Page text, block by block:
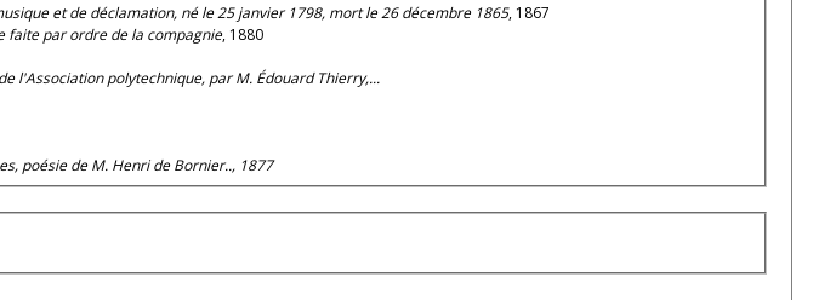
et de déclamation, né le 25 janvier 1798, mort le 26 décembre 1865, 1867
faite par ordre de la compagnie, 1880
l'Association polytechnique, par M. Édouard Thierry,...
poésie de M. Henri de Bornier.., 1877